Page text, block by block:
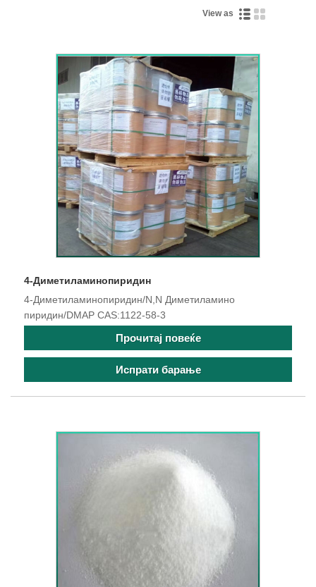
View as
4-Диметиламинопиридин
4-Диметиламинопиридин/N,N Диметиламино
пиридин/DMAP CAS:1122-58-3
Прочитај повеќе
Испрати барање